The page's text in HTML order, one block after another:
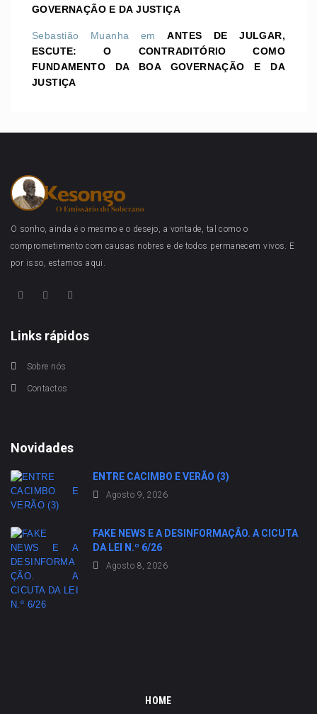
GOVERNAÇÃO E DA JUSTIÇA
Sebastião Muanha emANTES DE JULGAR,
ESCUTE: O CONTRADITÓRIO COMO
FUNDAMENTO DA BOA GOVERNAÇÃO E DA
JUSTIÇA
O sonho, ainda é o mesmo e o desejo, a vontade, tal como o
comprometimento com causas nobres e de todos permanecem vivos. E
por isso, estamos aqui.
Links rápidos
Sobre nós
Contactos
Novidades
ENTRE CACIMBO E VERÃO (3)
Agosto 9, 2026
FAKE NEWS E A DESINFORMAÇÃO. A CICUTA
DA LEI N.º 6/26
Agosto 8, 2026
HOME